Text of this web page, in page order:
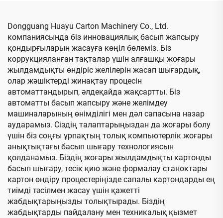
Dongguang Huayu Carton Machinery Co., Ltd.
компаниясында біз инновациялық басып жапсыру
қондырғыларын жасауға көңіл бөлеміз. Біз
коррукцияланған тақталар үшін алғашқы жоғары
жылдамдықты өндіріс желілерін жасап шығардық,
олар жәшіктерді жинақтау процесін
автоматтандырып, әлдеқайда жақсартты. Біз
автоматты басып жапсыру және желімдеу
машиналарының өнімділігі мен дәл сапасына назар
аударамыз. Сіздің талаптарыңыздан да жоғары болу
үшін біз соңғы ұрпақтың толық компьютерлік жоғары
анықтықтағы басып шығару технологиясын
қолданамыз. Біздің жоғары жылдамдықты картонды
басып шығару, тесік қию және формалау станоктары
картон өндіру процестеріңізде сапалы картондарды ең
тиімді тәсілмен жасау үшін қажетті
жабдықтарыңызды толықтырады. Біздің
жабдықтарды пайдалану мен техникалық қызмет